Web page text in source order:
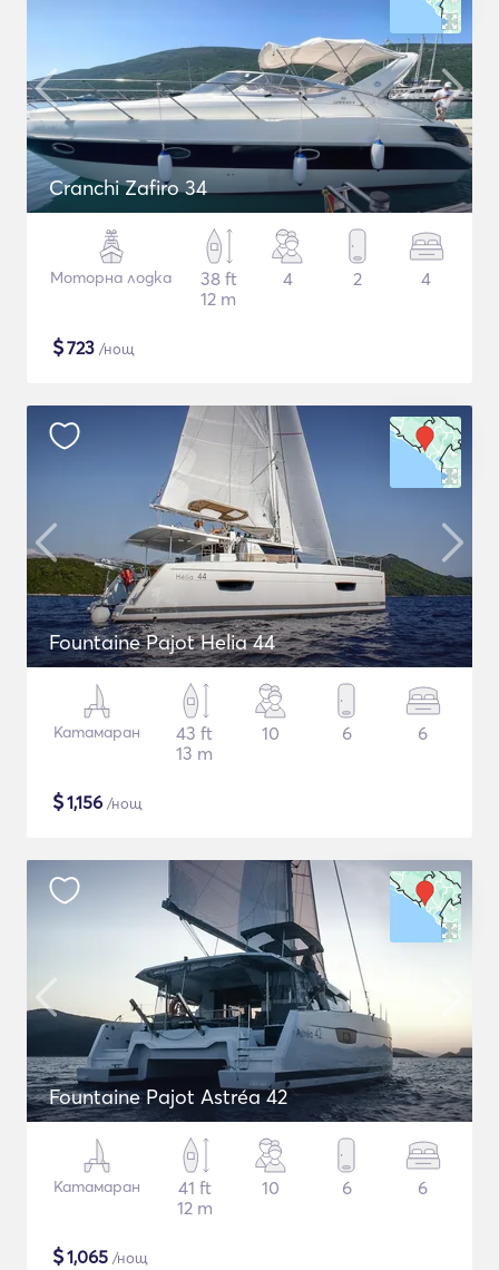
Cranchi Zafiro 34
Моторна лодка
38 ft
12 m
4 2 4
$723 /нощ
Fountaine Pajot Helia 44
Катамаран
43 ft
13 m
10 6 6
$1,156 /нощ
Fountaine Pajot Astréa 42
Катамаран
41 ft
12 m
10 6 6
$1,065 /нощ